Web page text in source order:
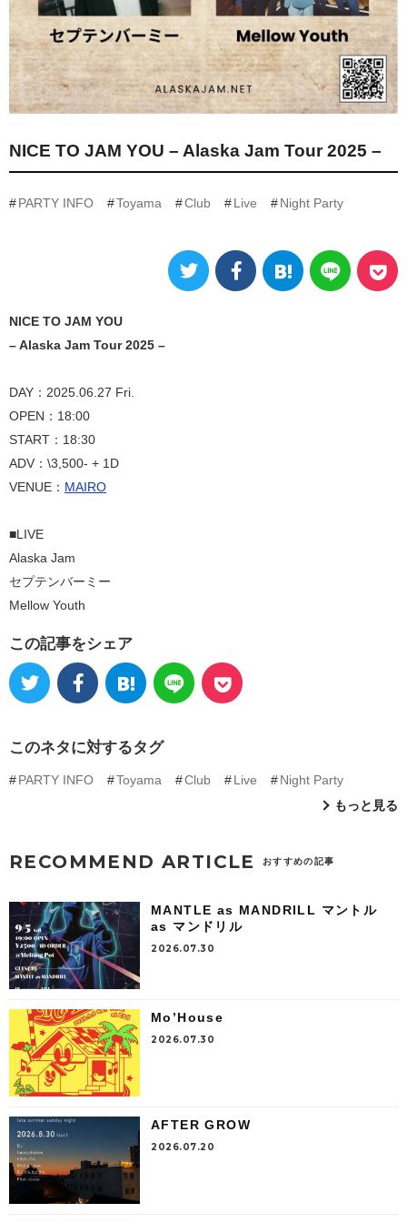
NICE TO JAM YOU – Alaska Jam Tour 2025 –
PARTY INFO Toyama Club Live Night Party
NICE TO JAM YOU
– Alaska Jam Tour 2025 –
DAY：2025.06.27 Fri.
OPEN：18:00
START：18:30
ADV：\3,500- + 1D
VENUE： MAIRO
■LIVE
Alaska Jam
セプテンバーミー
Mellow Youth
この記事をシェア
このネタに対するタグ
PARTY INFO Toyama Club Live
Night Party
もっと見る
RECOMMEND ARTICLE おすすめの記事
MANTLE as MANDRILL マントル
as マンドリル
2026.07.30
Mo’House
2026.07.30
AFTER GROW
2026.07.20